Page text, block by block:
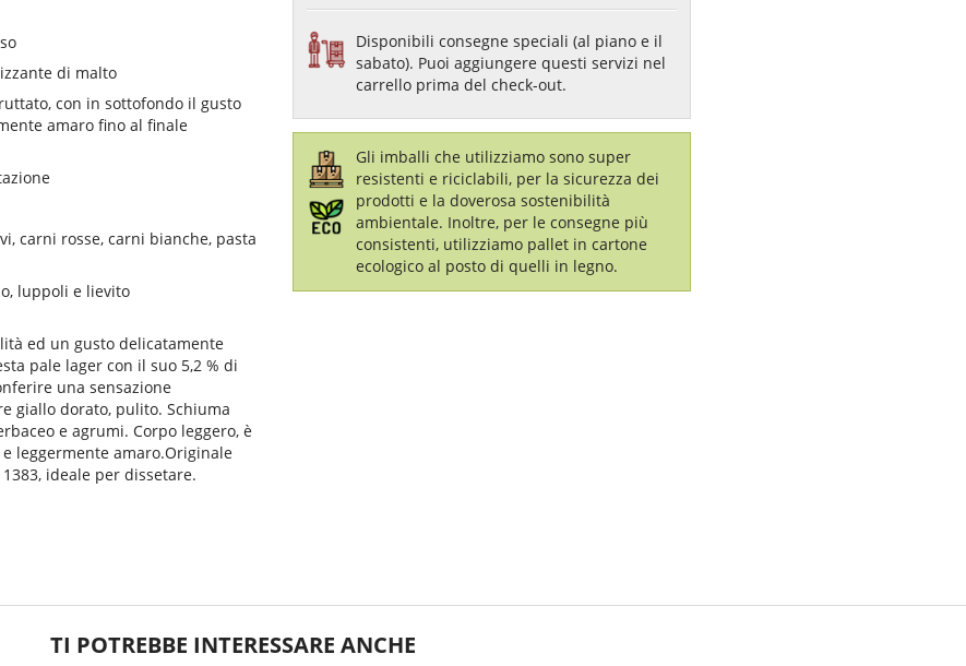
di malto
con in sottofondo il gusto
amaro fino al finale
carni rosse, carni bianche, pasta
luppoli e lievito
ed un gusto delicatamente
pale lager con il suo 5,2 % di
una sensazione
giallo dorato, pulito. Schiuma
e agrumi. Corpo leggero, è
leggermente amaro.Originale
ideale per dissetare.
Disponibili consegne speciali (al piano e il
sabato). Puoi aggiungere questi servizi nel
carrello prima del check-out.
Gli imballi che utilizziamo sono super
resistenti e riciclabili, per la sicurezza dei
prodotti e la doverosa sostenibilità
ambientale. Inoltre, per le consegne più
consistenti, utilizziamo pallet in cartone
ecologico al posto di quelli in legno.
TI POTREBBE INTERESSARE ANCHE